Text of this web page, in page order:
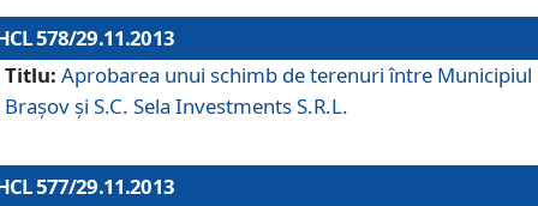
578/29.11.2013
Titlu: Aprobarea unui schimb de terenuri între Municipiul
Braşov şi S.C. Sela Investments S.R.L.
577/29.11.2013